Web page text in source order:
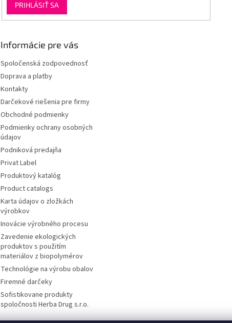
PRIHLÁSIŤ SA
Informácie pre vás
Spoločenská zodpovednosť
Doprava a platby
Kontakty
Darčekové riešenia pre firmy
Obchodné podmienky
Podmienky ochrany osobných
údajov
Podniková predajňa
Privat Label
Produktový katalóg
Product catalogs
Karta údajov o zložkách
výrobkov
Inovácie výrobného procesu
Zavedenie ekologických
produktov s použitím
materiálov z biopolymérov
Technológie na výrobu obalov
Firemné darčeky
Sofistikovane produkty
spoločnosti Herba Drug s.r.o.